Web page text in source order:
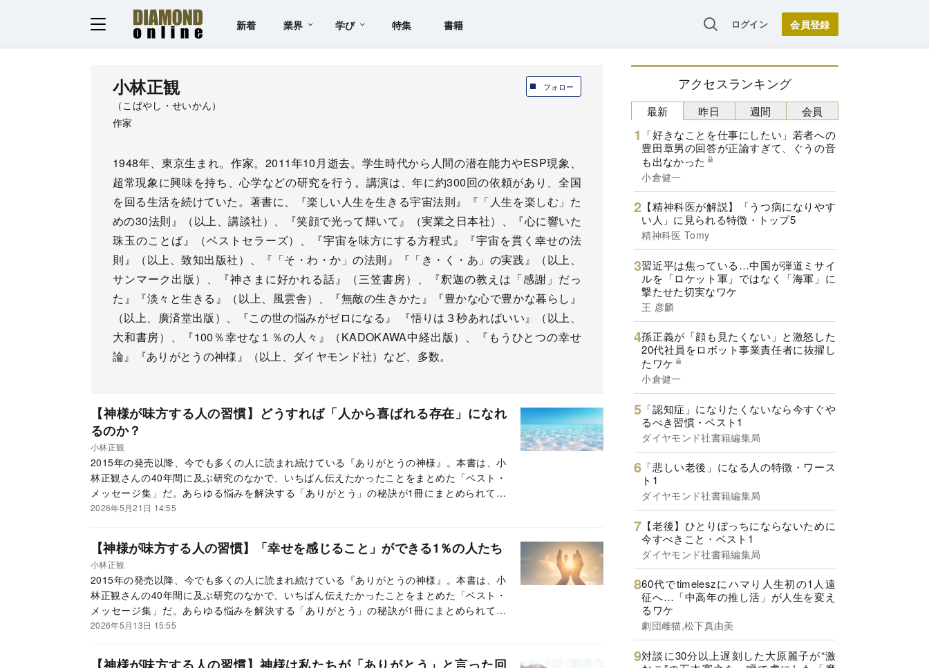
新着 業界 学び 特集 書籍 ログイン
フォロー
小林正観
（こばやし・せいかん）
作家
1948年、東京生まれ。作家。2011年10月逝去。学生時代から人間の潜在能力やESP現象、
超常現象に興味を持ち、心学などの研究を行う。講演は、年に約300回の依頼があり、全国
を回る生活を続けていた。著書に、『楽しい人生を生きる宇宙法則』『「人生を楽しむ」た
めの30法則』（以上、講談社）、『笑顔で光って輝いて』（実業之日本社）、『心に響いた
珠玉のことば』（ベストセラーズ）、『宇宙を味方にする方程式』『宇宙を貫く幸せの法
則』（以上、致知出版社）、『「そ・わ・か」の法則』『「き・く・あ」の実践』（以上、
サンマーク出版）、『神さまに好かれる話』（三笠書房）、『釈迦の教えは「感謝」だっ
た』『淡々と生きる』（以上、風雲舎）、『無敵の生きかた』『豊かな心で豊かな暮らし』
（以上、廣済堂出版）、『この世の悩みがゼロになる』 『悟りは３秒あればいい』（以上、
大和書房）、『100％幸せな１％の人々』（KADOKAWA中経出版）、『もうひとつの幸せ
論』『ありがとうの神様』（以上、ダイヤモンド社）など、多数。
【神様が味方する人の習慣】どうすれば「人から喜ばれる存在」になれ
るのか？
小林正観
2015年の発売以降、今でも多くの人に読まれ続けている『ありがとうの神様』。本書は、小
林正観さんの40年間に及ぶ研究のなかで、いちばん伝えたかったことをまとめた「ベスト・
メッセージ集」だ。あらゆる悩みを解決する「ありがとう」の秘訣が1冊にまとめられてい
て、読者からの大きな反響を呼んでいる。この連載では、本書のエッセンスの一部をお伝えし
2026年5月21日 14:55
【神様が味方する人の習慣】「幸せを感じること」ができる1％の人たち
小林正観
2015年の発売以降、今でも多くの人に読まれ続けている『ありがとうの神様』。本書は、小
林正観さんの40年間に及ぶ研究のなかで、いちばん伝えたかったことをまとめた「ベスト・
メッセージ集」だ。あらゆる悩みを解決する「ありがとう」の秘訣が1冊にまとめられてい
て、読者からの大きな反響を呼んでいる。この連載では、本書のエッセンスの一部をお伝えし
2026年5月13日 15:55
アクセスランキング
最新
「好きなことを仕事にしたい」若者への
豊田章男の回答が正論すぎて、ぐうの音
も出なかった
小倉健一
【精神科医が解説】「うつ病になりやす
い人」に見られる特徴・トップ5
精神科医 Tomy
習近平は焦っている…中国が弾道ミサイ
ルを「ロケット軍」ではなく「海軍」に
撃たせた切実なワケ
王 彦麟
孫正義が「顔も見たくない」と激怒した
20代社員をロボット事業責任者に抜擢し
たワケ
小倉健一
「認知症」になりたくないなら今すぐや
るべき習慣・ベスト1
ダイヤモンド社書籍編集局
「悲しい老後」になる人の特徴・ワース
ト1
ダイヤモンド社書籍編集局
【老後】ひとりぼっちにならないために
今すべきこと・ベスト1
ダイヤモンド社書籍編集局
60代でtimeleszにハマり人生初の1人遠
征へ…「中高年の推し活」が人生を変え
るワケ
劇団雌猫,松下真由美
対談に30分以上遅刻した大原麗子が“激
昨日 週間 会員